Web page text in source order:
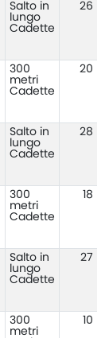
Salto in
lungo
Cadette
26
300
metri
Cadette
20
Salto in
lungo
Cadette
28
300
metri
Cadette
18
Salto in
lungo
Cadette
27
300
metri
10